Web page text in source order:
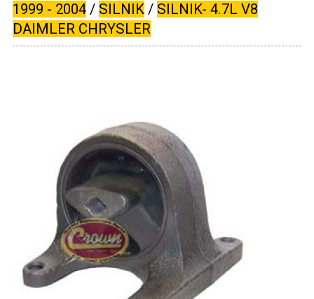
1999 - 2004/ SILNIK/ SILNIK- 4.7L V8
DAIMLER CHRYSLER